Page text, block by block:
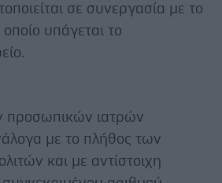
σε συνεργασία με το
υπάγεται το
προσωπικών ιατρών
με το πλήθος των
και με αντίστοιχη